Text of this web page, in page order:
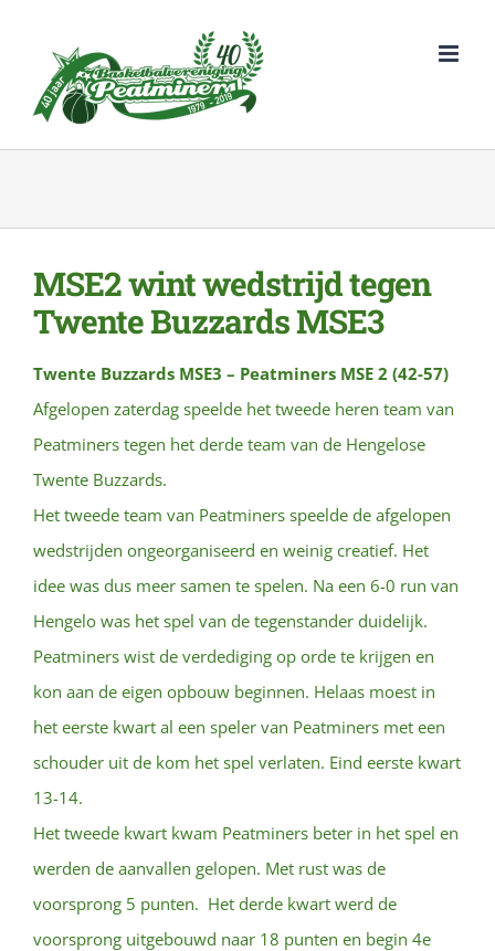
inhoud
MSE2 wint wedstrijd tegen
Twente Buzzards MSE3
Twente Buzzards MSE3 – Peatminers MSE 2 (42-57)
Afgelopen zaterdag speelde het tweede heren team van
Peatminers tegen het derde team van de Hengelose
Twente Buzzards.
Het tweede team van Peatminers speelde de afgelopen
wedstrijden ongeorganiseerd en weinig creatief. Het
idee was dus meer samen te spelen. Na een 6-0 run van
Hengelo was het spel van de tegenstander duidelijk.
Peatminers wist de verdediging op orde te krijgen en
kon aan de eigen opbouw beginnen. Helaas moest in
het eerste kwart al een speler van Peatminers met een
schouder uit de kom het spel verlaten. Eind eerste kwart
13-14.
Het tweede kwart kwam Peatminers beter in het spel en
werden de aanvallen gelopen. Met rust was de
voorsprong 5 punten. Het derde kwart werd de
voorsprong uitgebouwd naar 18 punten en begin 4e